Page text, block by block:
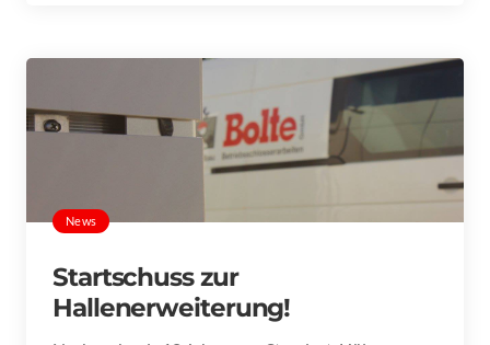
News
Startschuss zur
Hallenerweiterung!